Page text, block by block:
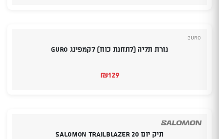
Guro
נורת תליה (לתחנת כוח) לקמפינג Guro
₪129
תיק יום SALOMON TRAILBLAZER 20